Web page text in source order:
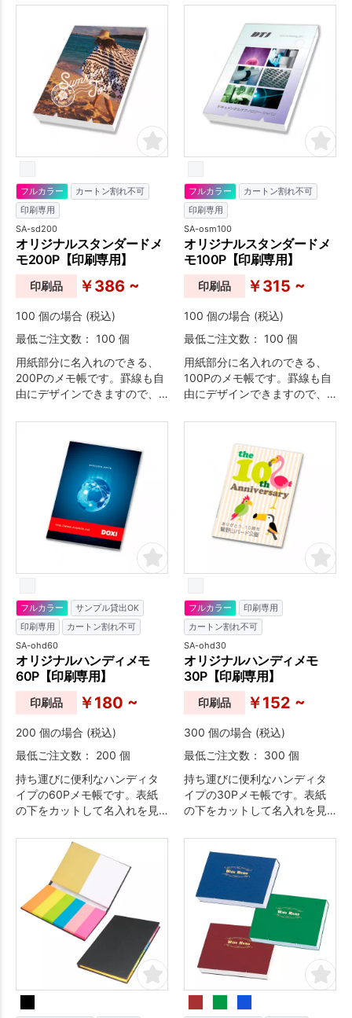
ることができるので、オリジ
ナルのメモ帳が作成できま
フルカラー
カートン割れ不可
印刷専用
SA-sd200
オリジナルスタンダードメ
モ200P【印刷専用】
印刷品 ￥386 ~
100 個の場合 (税込)
最低ご注文数： 100 個
用紙部分に名入れのできる、
200Pのメモ帳です。罫線も自
由にデザインできますので、
カスタマイズは別途お見積り
いたしますので、お気軽にご
相談ください。
フルカラー
カートン割れ不可
印刷専用
SA-osm100
オリジナルスタンダードメ
モ100P【印刷専用】
印刷品 ￥315 ~
100 個の場合 (税込)
最低ご注文数： 100 個
用紙部分に名入れのできる、
100Pのメモ帳です。罫線も自
由にデザインできますので、
カスタマイズは別途お見積り
いたしますので、お気軽にご
相談ください。
フルカラー
サンプル貸出OK
印刷専用
カートン割れ不可
SA-ohd60
オリジナルハンディメモ
60P【印刷専用】
印刷品 ￥180 ~
200 個の場合 (税込)
最低ご注文数： 200 個
持ち運びに便利なハンディタ
イプの60Pメモ帳です。表紙
の下をカットして名入れを見
ん、本文の罫線もデザイン自
フルカラー
印刷専用
カートン割れ不可
SA-ohd30
オリジナルハンディメモ
30P【印刷専用】
印刷品 ￥152 ~
300 個の場合 (税込)
最低ご注文数： 300 個
持ち運びに便利なハンディタ
イプの30Pメモ帳です。表紙
の下をカットして名入れを見
ん、本文の罫線もデザイン自
由です。